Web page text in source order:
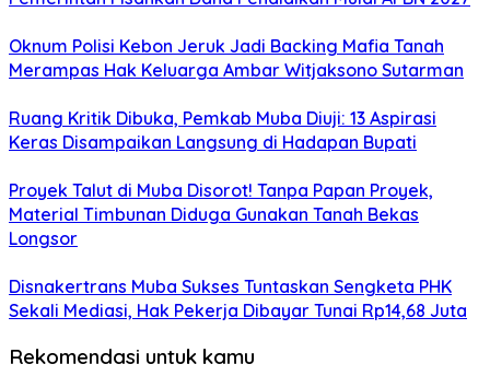
Oknum Polisi Kebon Jeruk Jadi Backing Mafia Tanah
Merampas Hak Keluarga Ambar Witjaksono Sutarman
Ruang Kritik Dibuka, Pemkab Muba Diuji: 13 Aspirasi
Keras Disampaikan Langsung di Hadapan Bupati
Proyek Talut di Muba Disorot! Tanpa Papan Proyek,
Material Timbunan Diduga Gunakan Tanah Bekas
Longsor
Disnakertrans Muba Sukses Tuntaskan Sengketa PHK
Sekali Mediasi, Hak Pekerja Dibayar Tunai Rp14,68 Juta
Rekomendasi untuk kamu